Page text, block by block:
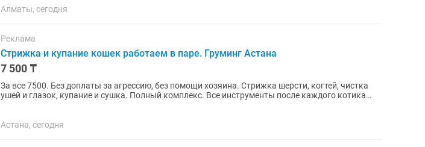
Алматы, сегодня
Реклама
Стрижка и купание кошек работаем в паре. Груминг Астана
7 500 ₸
За все 7500. Без доплаты за агрессию, без помощи хозяина. Стрижка шерсти, когтей, чистка
ушей и глазок, купание и сушка. Полный комплекс. Все инструменты после каждого котика
Астана, сегодня